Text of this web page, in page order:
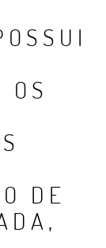
OS
DE